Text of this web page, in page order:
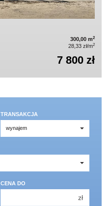
300,00 m2
28,33 zł/m2
7 800 zł
TRANSAKCJA
CENA DO
zł